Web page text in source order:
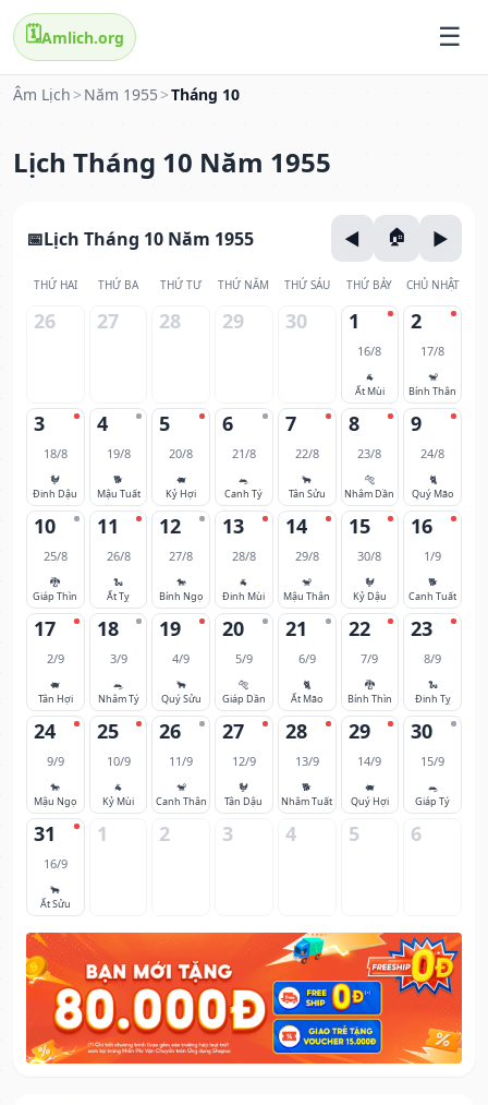
🗓️Amlich.org
Âm Lịch > Năm 1955 >Tháng 10
Lịch Tháng 10 Năm 1955
Lịch Tháng 10 Năm 1955
THỨ HAI THỨ BA THỨ TƯ THỨ NĂM THỨ SÁU THỨ BẢY CHỦ NHẬT
26 27 28 29 30 1
16/8
🐐
Ất Mùi
2
17/8
🐒
Bính Thân
3
18/8
🐓
Đinh Dậu
4
19/8
🐕
Mậu Tuất
5
20/8
🐖
Kỷ Hợi
6
21/8
🐀
Canh Tý
7
22/8
🐂
Tân Sửu
8
23/8
🐅
Nhâm Dần
9
24/8
🐈
Quý Mão
10
25/8
🐉
Giáp Thìn
11
26/8
🐍
Ất Tỵ
12
27/8
🐎
Bính Ngọ
13
28/8
🐐
Đinh Mùi
14
29/8
🐒
Mậu Thân
15
30/8
🐓
Kỷ Dậu
16
1/9
🐕
Canh Tuất
17
2/9
🐖
Tân Hợi
18
3/9
🐀
Nhâm Tý
19
4/9
🐂
Quý Sửu
20
5/9
🐅
Giáp Dần
21
6/9
🐈
Ất Mão
22
7/9
🐉
Bính Thìn
23
8/9
🐍
Đinh Tỵ
24
9/9
🐎
Mậu Ngọ
25
10/9
🐐
Kỷ Mùi
26
11/9
🐒
Canh Thân
27
12/9
🐓
Tân Dậu
28
13/9
🐕
Nhâm Tuất
29
14/9
🐖
Quý Hợi
30
15/9
🐀
Giáp Tý
31
16/9
🐂
Ất Sửu
1 2 3 4 5 6